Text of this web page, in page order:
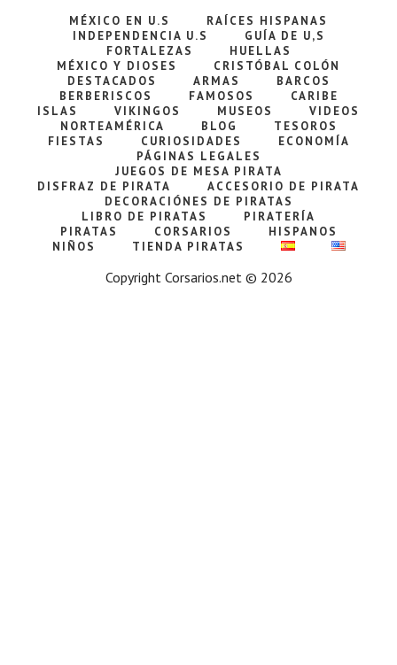
MÉXICO EN U.S
RAÍCES HISPANAS
INDEPENDENCIA U.S
GUÍA DE U,S
FORTALEZAS
HUELLAS
MÉXICO Y DIOSES
CRISTÓBAL COLÓN
DESTACADOS
ARMAS
BARCOS
BERBERISCOS
FAMOSOS
CARIBE
ISLAS
VIKINGOS MUSEOS
VIDEOS
NORTEAMÉRICA
BLOG
TESOROS
FIESTAS
CURIOSIDADES
ECONOMÍA
PÁGINAS LEGALES
JUEGOS DE MESA PIRATA
DISFRAZ DE PIRATA
ACCESORIO DE PIRATA
DECORACIÓNES DE PIRATAS
LIBRO DE PIRATAS
PIRATERÍA
PIRATAS
CORSARIOS
HISPANOS
NIÑOS
TIENDA PIRATAS
Copyright Corsarios.net © 2026